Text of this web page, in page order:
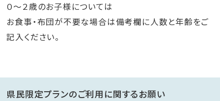
０～２歳のお子様については
お食事・布団が不要な場合は備考欄に人数と年齢をご
記入ください。
県民限定プランのご利用に関するお願い